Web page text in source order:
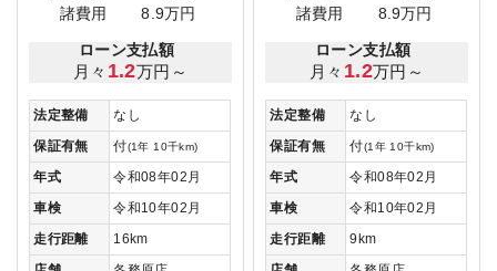
諸費用
8.9万円
ローン支払額
月々 1.2万円～
法定整備
なし
保証有無
付(1年 10千km)
年式
令和08年02月
車検
令和10年02月
走行距離
16km
諸費用
8.9万円
ローン支払額
月々 1.2万円～
法定整備
なし
保証有無
付(1年 10千km)
年式
令和08年02月
車検
令和10年02月
走行距離
9km